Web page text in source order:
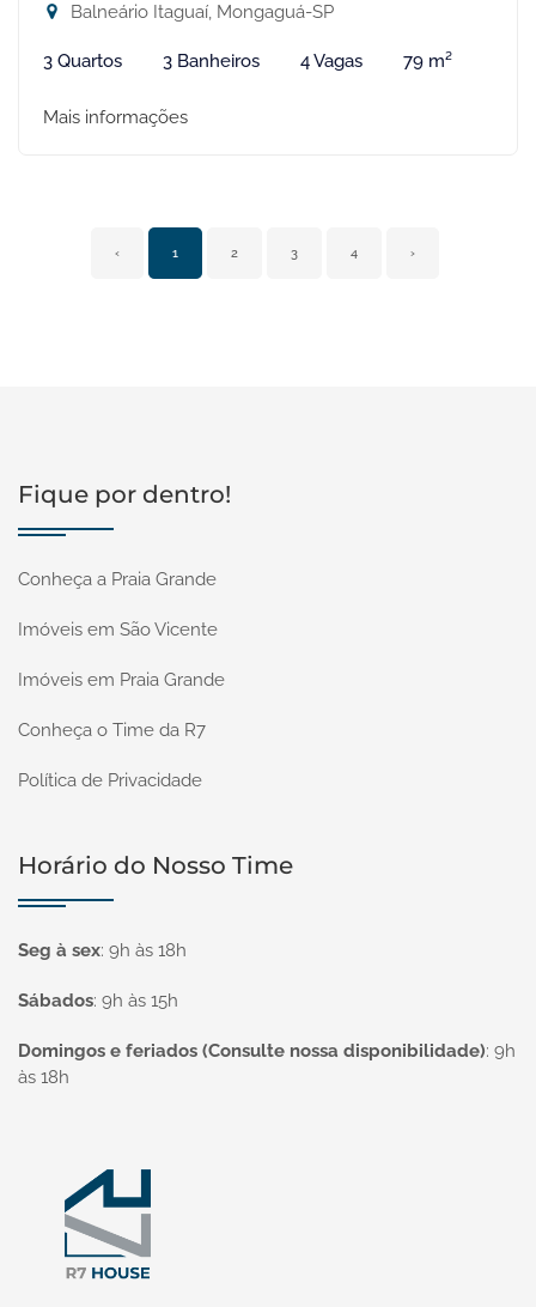
Balneário Itaguaí, Mongaguá-SP
3 Quartos 3 Banheiros 4 Vagas 79 m²
Mais informações
‹ 1 2 3 4 ›
Fique por dentro!
Conheça a Praia Grande
Imóveis em São Vicente
Imóveis em Praia Grande
Conheça o Time da R7
Política de Privacidade
Horário do Nosso Time
Seg à sex: 9h às 18h
Sábados: 9h às 15h
Domingos e feriados (Consulte nossa disponibilidade): 9h
às 18h